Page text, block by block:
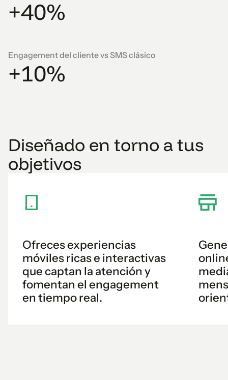
+40%
Engagement del cliente vs SMS clásico
+
0
1
8
9
0%
Diseñado en torno a tus
objetivos
Ofreces experiencias
móviles ricas e interactivas
que captan la atención y
fomentan el engagement
en tiempo real.